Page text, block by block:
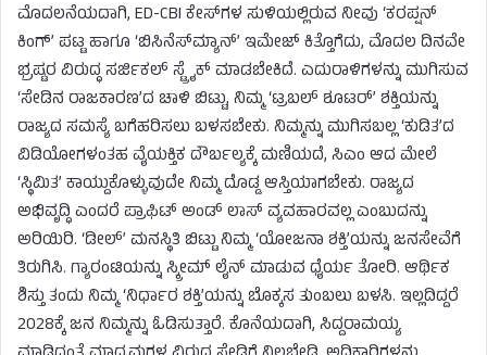
ಮೊದಲನೆಯದಾಗಿ, ED-CBI ಕೇಸ್‌ಗಳ ಸುಳಿಯಲ್ಲಿರುವ ನೀವು ‘ಕರಪ್ಷನ್
ಕಿಂಗ್’ ಪಟ್ಟ ಹಾಗೂ ‘ಬಿಸಿನೆಸ್‌ಮ್ಯಾನ್’ ಇಮೇಜ್ ಕಿತ್ತೊಗೆದು, ಮೊದಲ ದಿನವೇ
ಭ್ರಷ್ಟರ ವಿರುದ್ಧ ಸರ್ಜಿಕಲ್ ಸ್ಟ್ರೈಕ್ ಮಾಡಬೇಕಿದೆ. ಎದುರಾಳಿಗಳನ್ನು ಮುಗಿಸುವ
‘ಸೇಡಿನ ರಾಜಕಾರಣ’ದ ಚಾಳಿ ಬಿಟ್ಟು, ನಿಮ್ಮ ‘ಟ್ರಬಲ್ ಶೂಟರ್’ ಶಕ್ತಿಯನ್ನು
ರಾಜ್ಯದ ಸಮಸ್ಯೆ ಬಗೆಹರಿಸಲು ಬಳಸಬೇಕು. ನಿಮ್ಮನ್ನು ಮುಗಿಸಬಲ್ಲ ‘ಕುಡಿತ’ದ
ವಿಡಿಯೋಗಳಂತಹ ವೈಯಕ್ತಿಕ ದೌರ್ಬಲ್ಯಕ್ಕೆ ಮಣಿಯದೆ, ಸಿಎಂ ಆದ ಮೇಲೆ
‘ಸ್ಥಿಮಿತ’ ಕಾಯ್ದುಕೊಳ್ಳುವುದೇ ನಿಮ್ಮ ದೊಡ್ಡ ಆಸ್ತಿಯಾಗಬೇಕು. ರಾಜ್ಯದ
ಅಭಿವೃದ್ಧಿ ಎಂದರೆ ಪ್ರಾಫಿಟ್‌ ಅಂಡ್‌ ಲಾಸ್‌ ವ್ಯವಹಾರವಲ್ಲ ಎಂಬುದನ್ನು
ಅರಿಯಿರಿ. ‘ಡೀಲ್’ ಮನಸ್ಥಿತಿ ಬಿಟ್ಟು ನಿಮ್ಮ ‘ಯೋಜನಾ ಶಕ್ತಿ’ಯನ್ನು ಜನಸೇವೆಗೆ
ತಿರುಗಿಸಿ. ಗ್ಯಾರಂಟಿಯನ್ನು ಸ್ಕ್ರೀಮ್‌ ಲೈನ್‌ ಮಾಡುವ ಧೈರ್ಯ ತೋರಿ. ಆರ್ಥಿಕ
ಶಿಸ್ತು ತಂದು ನಿಮ್ಮ ‘ನಿರ್ಧಾರ ಶಕ್ತಿ’ಯನ್ನು ಬೊಕ್ಕಸ ತುಂಬಲು ಬಳಸಿ. ಇಲ್ಲದಿದ್ದರೆ
2028ಕ್ಕೆ ಜನ ನಿಮ್ಮನ್ನು ಓಡಿಸುತ್ತಾರೆ. ಕೊನೆಯದಾಗಿ, ಸಿದ್ದರಾಮಯ್ಯ